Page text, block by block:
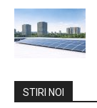
STIRI NOI